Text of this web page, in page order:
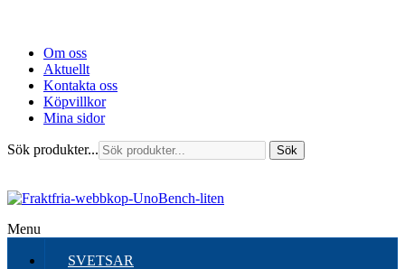
Om oss
Aktuellt
Kontakta oss
Köpvillkor
Mina sidor
Sök produkter... Sök
Menu
SVETSAR